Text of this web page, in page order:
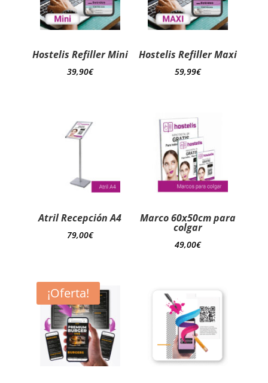
Hostelis Refiller Mini
39,90€
Hostelis Refiller Maxi
59,99€
Atril Recepción A4
79,00€
Marco 60x50cm para
colgar
49,00€
¡Oferta!